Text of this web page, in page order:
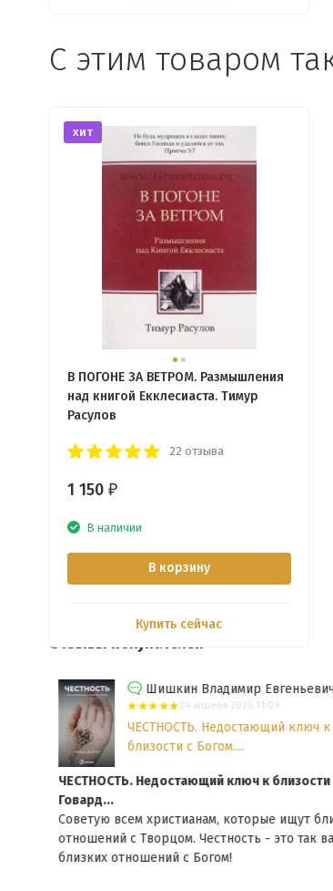
С этим товаром
хит
В ПОГОНЕ ЗА ВЕТРОМ. Размышления
над книгой Екклесиаста. Тимур
Расулов
22 отзыва
1 150 ₽
В наличии
В корзину
Купить сейчас
Отзывы покупателей
Шишкин Владимир
24 апреля 2026 11:09
ЧЕСТНОСТЬ. Недостающий ключ к
близости с Богом....
ЧЕСТНОСТЬ. Недостающий ключ к близости
Говард...
Советую всем христианам, которые ищут
отношений с Творцом. Честность - это так
близких отношений с Богом!